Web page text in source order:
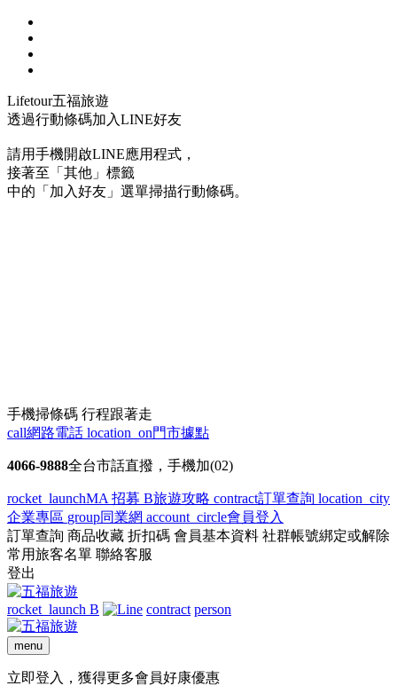
Lifetour五福旅遊
透過行動條碼加入LINE好友
請用手機開啟LINE應用程式，
接著至「其他」標籤
中的「加入好友」選單掃描行動條碼。
手機掃條碼 行程跟著走
call網路電話 location_on門市據點
4066-9888全台市話直撥，手機加(02)
rocket_launchMA 招募 B旅遊攻略 contract訂單查詢 location_city
企業專區 group同業網 account_circle會員登入
訂單查詢 商品收藏 折扣碼 會員基本資料 社群帳號綁定或解除
常用旅客名單 聯絡客服
登出
rocket_launch B contract person
menu
立即登入，獲得更多會員好康優惠